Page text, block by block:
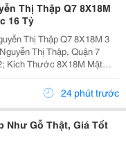
Thị Thập Q7 8X18M
16 Tỷ
Thị Thập Q7 8X18M 3
Thị Thập, Quận 7
Kích Thước 8X18M Mặt
Phòng Ngủ &Ndash; 4
24 phút trước
Như Gỗ Thật, Giá Tốt